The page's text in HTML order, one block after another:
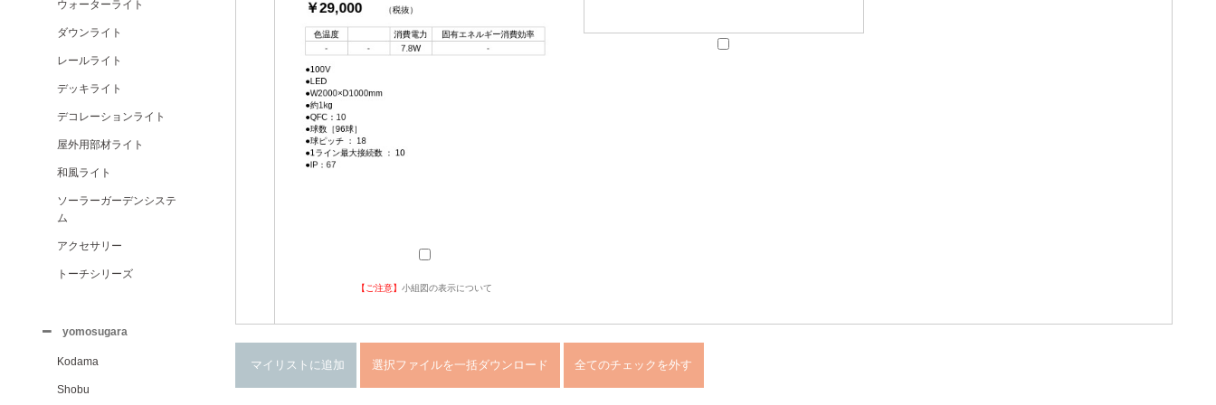
ウォーターライト
ダウンライト
レールライト
デッキライト
デコレーションライト
屋外用部材ライト
和風ライト
ソーラーガーデンシステ
ム
アクセサリー
トーチシリーズ
yomosugara
Kodama
Shobu
【ご注意】小組図の表示について